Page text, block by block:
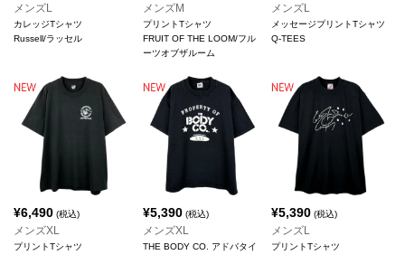
メンズL
カレッジTシャツ
Russell/ラッセル
メンズM
プリントTシャツ
FRUIT OF THE LOOM/フル
ーツオブザルーム
メンズL
メッセージプリントTシャツ
Q-TEES
¥6,490 (税込)
メンズXL
プリントTシャツ
¥5,390(税込)
メンズXL
THE BODY CO. アドバタイ
¥5,390 (税込)
メンズL
プリントTシャツ